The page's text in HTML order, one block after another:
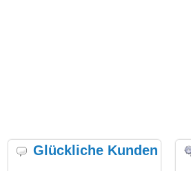
Glückliche Kunden